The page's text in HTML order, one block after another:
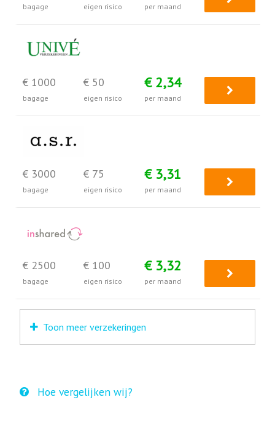
bagage eigen risico per maand
€ 1000
bagage
€ 50
eigen risico
€ 2,34
per maand
€ 3000
bagage
€ 75
eigen risico
€ 3,31
per maand
€ 2500
bagage
€ 100
eigen risico
€ 3,32
per maand
Toon meer verzekeringen
Hoe vergelijken wij?